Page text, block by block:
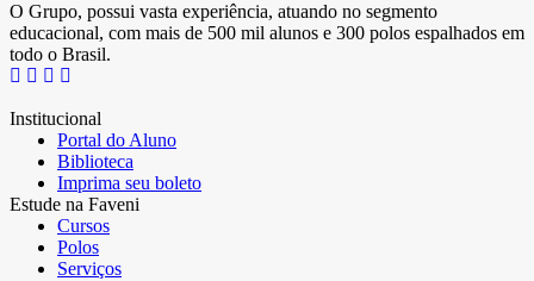
O Grupo, possui vasta experiência, atuando no segmento
educacional, com mais de 500 mil alunos e 300 polos espalhados em
todo o Brasil.
Institucional
Portal do Aluno
Biblioteca
Imprima seu boleto
Estude na Faveni
Cursos
Polos
Serviços